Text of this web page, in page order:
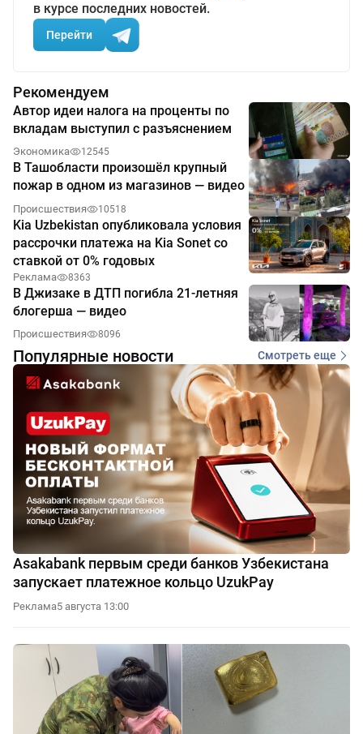
в курсе последних новостей.
Перейти
Рекомендуем
Автор идеи налога на проценты по
вкладам выступил с разъяснением
Экономика 12545
В Ташобласти произошёл крупный
пожар в одном из магазинов — видео
Происшествия 10518
Kia Uzbekistan опубликовала условия
рассрочки платежа на Kia Sonet со
ставкой от 0% годовых
Реклама 8363
В Джизаке в ДТП погибла 21-летняя
блогерша — видео
Происшествия 8096
Популярные новости Смотреть еще
Asakabank первым среди банков Узбекистана
запускает платежное кольцо UzukPay
Реклама5 августа 13:00